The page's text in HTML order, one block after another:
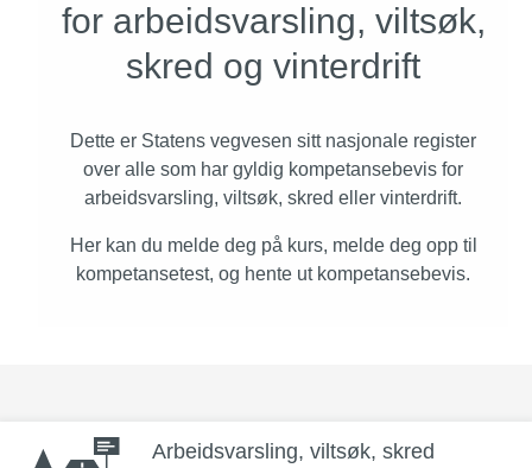
for arbeidsvarsling, viltsøk,
skred og vinterdrift
Dette er Statens vegvesen sitt nasjonale register
over alle som har gyldig kompetansebevis for
arbeidsvarsling, viltsøk, skred eller vinterdrift.
Her kan du melde deg på kurs, melde deg opp til
kompetansetest, og hente ut kompetansebevis.
Arbeidsvarsling, viltsøk, skred